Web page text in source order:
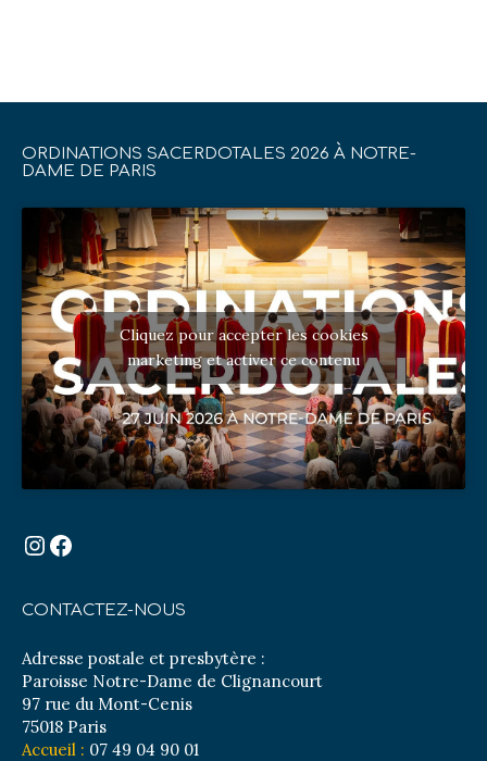
ORDINATIONS SACERDOTALES 2026 À NOTRE-
DAME DE PARIS
Cliquez pour accepter les cookies
marketing et activer ce contenu
Instagram
Facebook
CONTACTEZ-NOUS
Adresse postale et presbytère :
Paroisse Notre-Dame de Clignancourt
97 rue du Mont-Cenis
75018 Paris
Accueil : 07 49 04 90 01